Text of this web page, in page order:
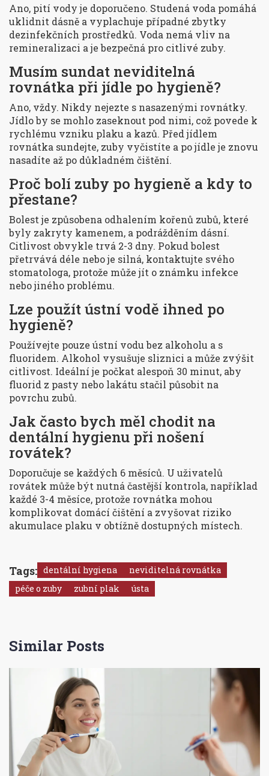
Ano, pití vody je doporučeno. Studená voda pomáhá
uklidnit dásně a vyplachuje případné zbytky
dezinfekčních prostředků. Voda nemá vliv na
remineralizaci a je bezpečná pro citlivé zuby.
Musím sundat neviditelná
rovnátka při jídle po hygieně?
Ano, vždy. Nikdy nejezte s nasazenými rovnátky.
Jídlo by se mohlo zaseknout pod nimi, což povede k
rychlému vzniku plaku a kazů. Před jídlem
rovnátka sundejte, zuby vyčistíte a po jídle je znovu
nasadíte až po důkladném čištění.
Proč bolí zuby po hygieně a kdy to
přestane?
Bolest je způsobena odhalením kořenů zubů, které
byly zakryty kamenem, a podrážděním dásní.
Citlivost obvykle trvá 2-3 dny. Pokud bolest
přetrvává déle nebo je silná, kontaktujte svého
stomatologa, protože může jít o známku infekce
nebo jiného problému.
Lze použít ústní vodě ihned po
hygieně?
Používejte pouze ústní vodu bez alkoholu a s
fluoridem. Alkohol vysušuje sliznici a může zvýšit
citlivost. Ideální je počkat alespoň 30 minut, aby
fluorid z pasty nebo lakátu stačil působit na
povrchu zubů.
Jak často bych měl chodit na
dentální hygienu při nošení
rovátek?
Doporučuje se každých 6 měsíců. U uživatelů
rovátek může být nutná častější kontrola, například
každé 3-4 měsíce, protože rovnátka mohou
komplikovat domácí čištění a zvyšovat riziko
akumulace plaku v obtížně dostupných místech.
Tags: dentální hygiena
neviditelná rovnátka
péče o zuby
zubní plak ústa
Similar Posts